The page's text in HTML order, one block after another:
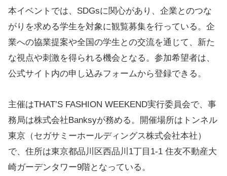
本イベントでは、SDGsに関心があり、企業とのつな
がりを求める学生を対象に観覧募集を行っている。企
業への協業提案や全国の学生との交流を通じて、新た
な視点や刺激を得られる機会となる。参加希望者は、
公式サイト内の申し込みフォームから登録できる。
主催はTHAT’S FASHION WEEKEND実行委員会で、事
務局は株式会社Banksyが務める。開催場所はトンネル
東京（セガサミーホールディングス株式会社本社）
で、住所は東京都品川区西品川1丁目1-1 住友不動産大
崎ガーデンタワー9階となっている。